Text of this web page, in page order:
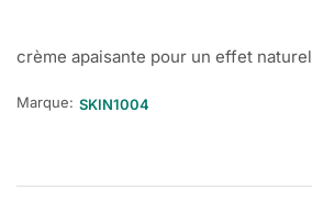
crème apaisante pour un effet naturel
Marque: SKIN1004